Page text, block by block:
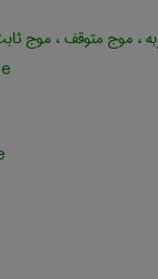
، موج متوقف ، موج